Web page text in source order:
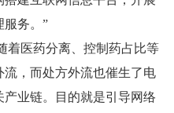
务。 ”
医药分离、控制药占比等
，而处方外流也催生了电
业链。目的就是引导网络